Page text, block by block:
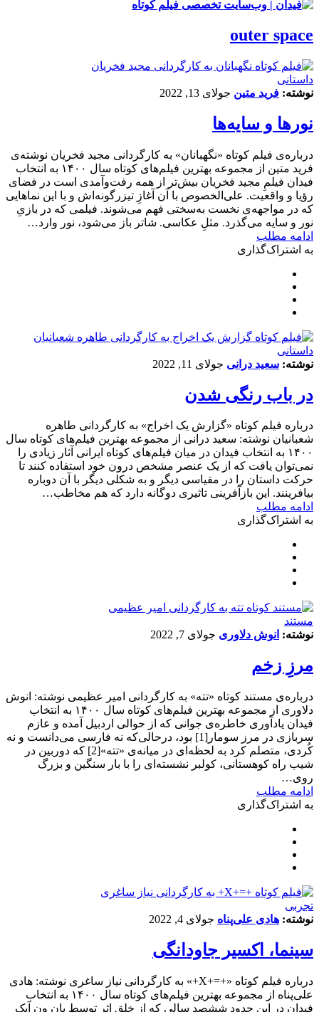
outer space
داستانی
نوشته: فرید متین جولای 13, 2022
نورها و سایه‌ها
درباره‌ی فیلم کوتاه «نگهبانان» به کارگردانی مجید فخریان نوشته‌ی
فرید متین از مجموعه بهترین فیلم‌های کوتاه سال ۱۴۰۰ به انتخاب
فیدان فیلمِ مجید فخریان بیش‌تر از همه رفت‌وآمدی است در فضای
رؤیا و واقعیت. علی‌الخصوص با آن آغازِ تیزرگونه‌اش و با این نماهایی
که در مواجهه‌ی نخست به‌سختی فهم می‌شوند. فیلمی که در بازیِ
نور و سایه می‌گذرد. مثلِ عکاسی. شاتر باز می‌شود، نور وارد…
ادامه مطلب
به اشتراک‌گذاری
داستانی
نوشته: سعید درانی جولای 11, 2022
در باب رنگی شدن
درباره فیلم کوتاه «گزارش یک اخراج» به کارگردانی طاهره
شعبانیان نوشته: سعید درانی از مجموعه بهترین فیلم‌های کوتاه سال
۱۴۰۰ به انتخاب فیدان در میان فیلم‌های کوتاه ایرانی آثار زیادی را
نمی‌توان یافت که از یک عنصر مشخص درون خود استفاده کنند تا
حرکت داستان را در مقیاسی دیگر و به شکلی دیگر با آن دوباره
بیافرینند. این بازآفرینی تاثیری دوگانه دارد که هم مخاطب…
ادامه مطلب
به اشتراک‌گذاری
مستند
نوشته: انوش دلاوری جولای 7, 2022
مرزِ زخم
درباره‌ی مستند کوتاه «تته» به کارگردانی امیر عظیمی نوشته: انوش
دلاوری از مجموعه بهترین فیلم‌های کوتاه سال ۱۴۰۰ به انتخاب
فیدان یادآوری خاطره‌ی جوانی که از حوالی اردبیل آمده و عازم
سربازی در مرز سومار[1] بود، درحالی‌که نه فارسی می‌دانست و نه
کُردی، متصلم کرد به لحظه‌ای در میانه‌ی «تته»[2] که دوربین در
شیب راه کوهستانی، کولبر نشسته‌ای را با بار سنگین و بزرگ
روی…
ادامه مطلب
به اشتراک‌گذاری
تجربی
نوشته: هادی علی‌پناه جولای 4, 2022
سینما، اکسیر جاودانگی
درباره فیلم کوتاه «+=+X+» به کارگردانی نیاز ساغری نوشته: هادی
علی‌پناه از مجموعه بهترین فیلم‌های کوتاه سال ۱۴۰۰ به انتخاب
فیدان در این حدود ششصد سالی که از خلق اثر توسط یان ون آیک